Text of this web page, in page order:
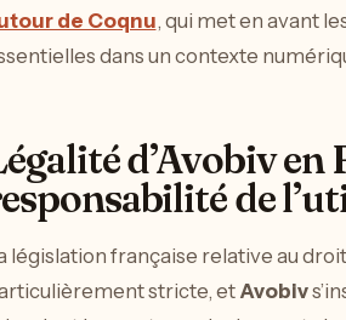
de Coqnu, qui met en avant
dans un contexte
d’Avobiv en
de
législation française relative au droit
stricte, et Avobiv